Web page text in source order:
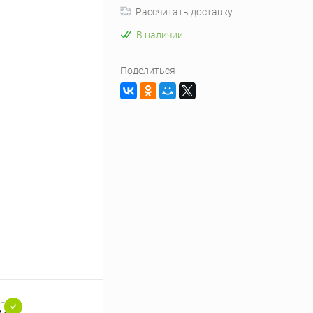
Рассчитать доставку
В наличии
Поделиться